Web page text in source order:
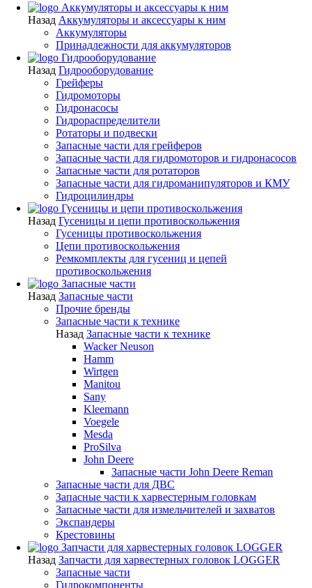
Аккумуляторы и аксессуары к ним
Назад Аккумуляторы и аксессуары к ним
Аккумуляторы
Принадлежности для аккумуляторов
Гидрооборудование
Назад Гидрооборудование
Грейферы
Гидромоторы
Гидронасосы
Гидрораспределители
Ротаторы и подвески
Запасные части для грейферов
Запасные части для гидромоторов и гидронасосов
Запасные части для ротаторов
Запасные части для гидроманипуляторов и КМУ
Гидроцилиндры
Гусеницы и цепи противоскольжения
Назад Гусеницы и цепи противоскольжения
Гусеницы противоскольжения
Цепи противоскольжения
Ремкомплекты для гусениц и цепей
противоскольжения
Запасные части
Назад Запасные части
Прочие бренды
Запасные части к технике
Назад Запасные части к технике
Wacker Neuson
Hamm
Wirtgen
Manitou
Sany
Kleemann
Voegele
Mesda
ProSilva
John Deere
Запасные части John Deere Reman
Запасные части для ДВС
Запасные части к харвестерным головкам
Запасные части для измельчителей и захватов
Экспандеры
Крестовины
Запчасти для харвестерных головок LOGGER
Назад Запчасти для харвестерных головок LOGGER
Запасные части
Гидрокомпоненты